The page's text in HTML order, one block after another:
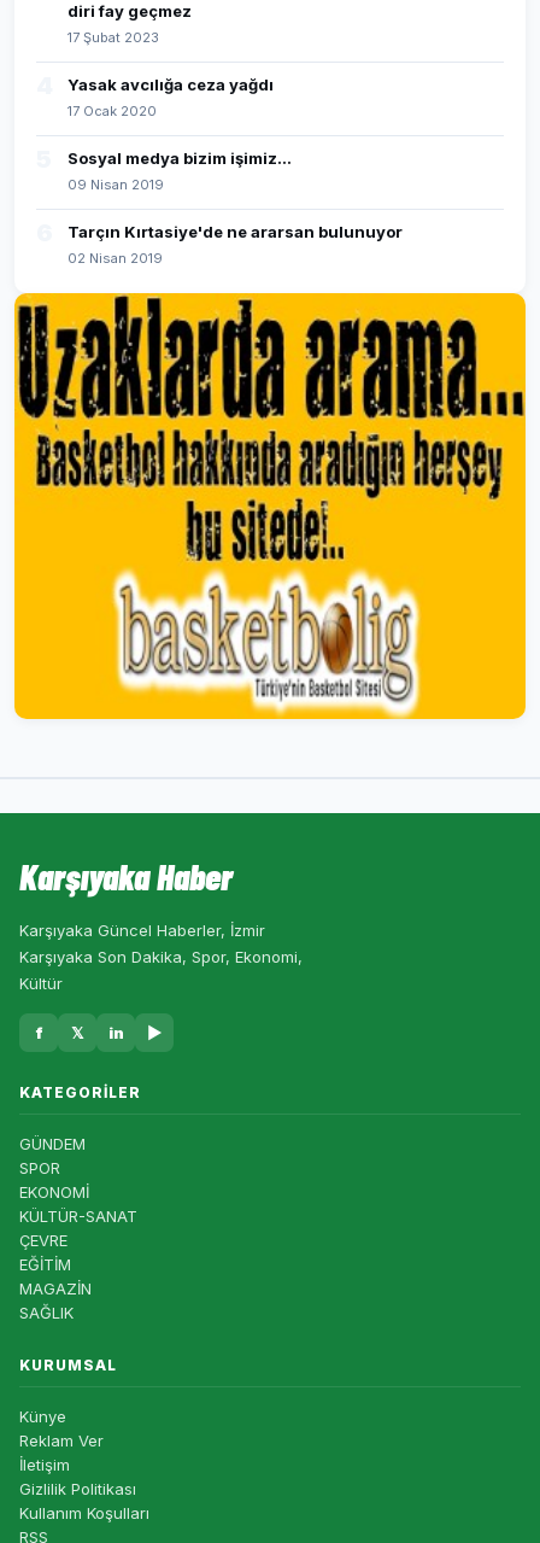
diri fay geçmez
17 Şubat 2023
Yasak avcılığa ceza yağdı
17 Ocak 2020
Sosyal medya bizim işimiz...
09 Nisan 2019
Tarçın Kırtasiye'de ne ararsan bulunuyor
02 Nisan 2019
Karşıyaka Haber
Karşıyaka Güncel Haberler, İzmir
Karşıyaka Son Dakika, Spor, Ekonomi,
Kültür
f 𝕏 in ▶
KATEGORILER
GÜNDEM
SPOR
EKONOMİ
KÜLTÜR-SANAT
ÇEVRE
EĞİTİM
MAGAZİN
SAĞLIK
KURUMSAL
Künye
Reklam Ver
İletişim
Gizlilik Politikası
Kullanım Koşulları
RSS